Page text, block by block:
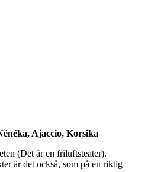
Ajaccio, Korsika
(Det är en friluftsteater).
är det också, som på en riktig